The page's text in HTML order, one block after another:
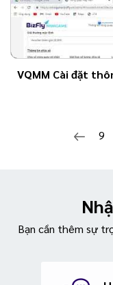
VQMM Cài đặt
9
Bạn cần thêm sự